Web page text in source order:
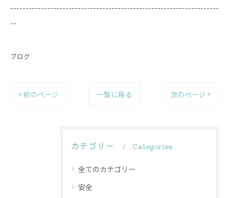
--------------------------------------------------------------------
--
ブログ
< 前のページ 一覧に戻る 次のページ >
カテゴリー Categories
全てのカテゴリー
安全